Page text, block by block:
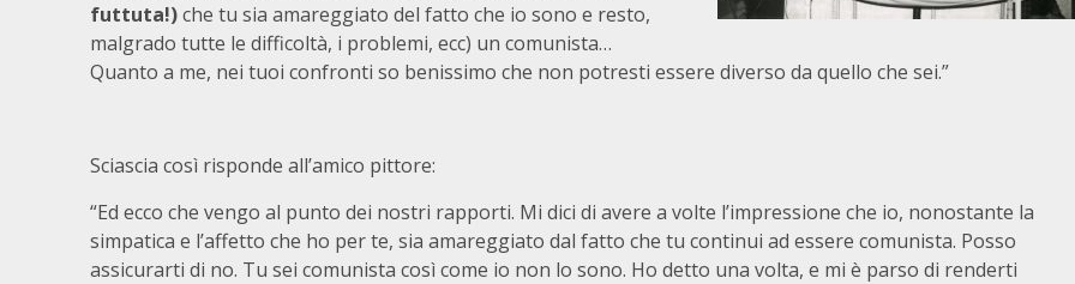
futtuta!)che tu sia amareggiato del fatto che io sono e resto,
malgrado tutte le difficoltà, i problemi, ecc) un comunista…
Quanto a me, nei tuoi confronti so benissimo che non potresti essere diverso da quello che sei.”
Sciascia così risponde all’amico pittore:
“Ed ecco che vengo al punto dei nostri rapporti. Mi dici di avere a volte l’impressione che io, nonostante la
simpatica e l’affetto che ho per te, sia amareggiato dal fatto che tu continui ad essere comunista. Posso
assicurarti di no. Tu sei comunista così come io non lo sono. Ho detto una volta, e mi è parso di renderti